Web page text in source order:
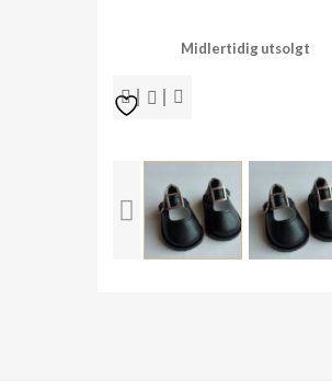
Midlertidig utsolgt